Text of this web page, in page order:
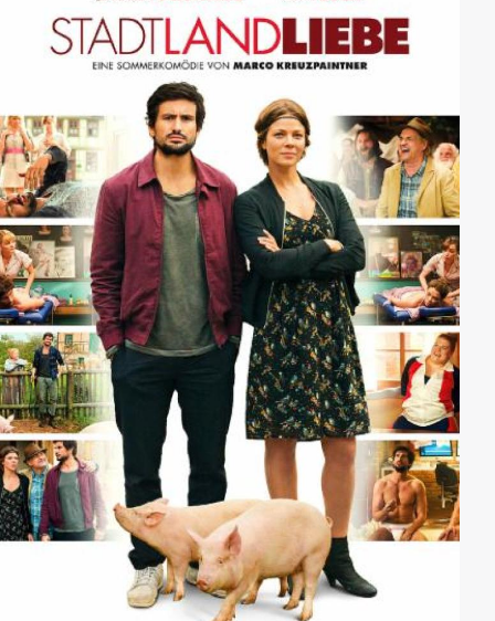
voneinander lassen können.